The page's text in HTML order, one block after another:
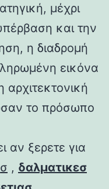
μέχρι
και την
η διαδρομή
εικόνα
το πρόσωπο
αν ξερετε για
, δαλματικεσ